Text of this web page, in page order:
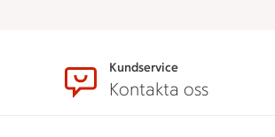
Kundservice
Kontakta oss